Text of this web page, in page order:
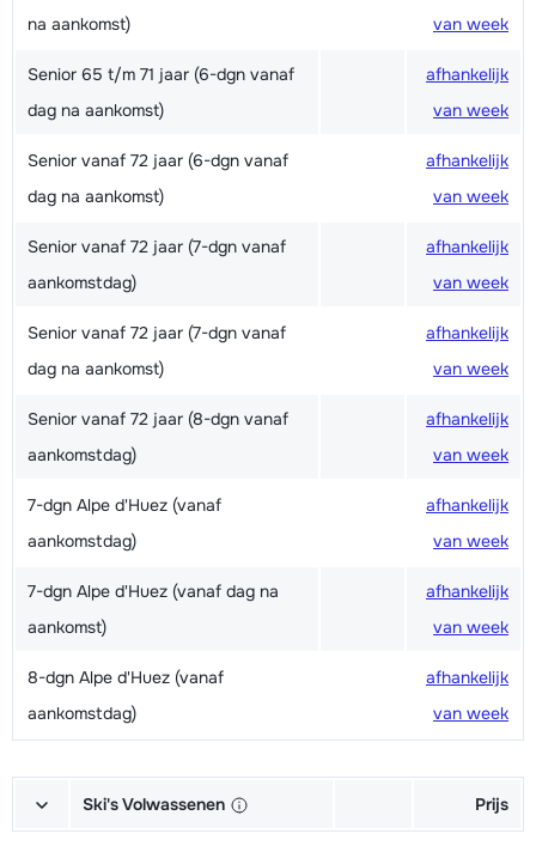
na aankomst)
van week
Senior 65 t/m 71 jaar (6-dgn vanaf
dag na aankomst)
afhankelijk
van week
Senior vanaf 72 jaar (6-dgn vanaf
dag na aankomst)
afhankelijk
van week
Senior vanaf 72 jaar (7-dgn vanaf
aankomstdag)
afhankelijk
van week
Senior vanaf 72 jaar (7-dgn vanaf
dag na aankomst)
afhankelijk
van week
Senior vanaf 72 jaar (8-dgn vanaf
aankomstdag)
afhankelijk
van week
7-dgn Alpe d'Huez (vanaf
aankomstdag)
afhankelijk
van week
7-dgn Alpe d'Huez (vanaf dag na
aankomst)
afhankelijk
van week
8-dgn Alpe d'Huez (vanaf
aankomstdag)
afhankelijk
van week
Ski's Volwassenen Prijs